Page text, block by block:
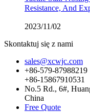
Resistance, And
2023/11/02
Skontaktuj się z nami
sales@xcwjc.com
+86-579-87988219
+86-15867910531
No.5 Rd., 6#,
China
Free Quote